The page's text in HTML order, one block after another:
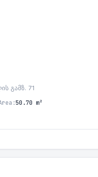
გამზ. 71
50.70 m²